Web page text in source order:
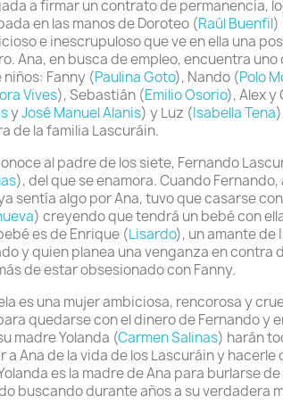
a firmar un contrato de permanencia,
en las manos de Doroteo (Raúl Buenfil)
e inescrupuloso que ve en ella una
Ana, en busca de empleo, encuentra uno
niños: Fanny (Paulina Goto), Nando (Polo
Vives), Sebastián (Emilio Osorio), Alex y
yJosé Manuel Alanis) y Luz (Isabella Tena
de la familia Lascuráin.
al padre de los siete, Fernando
), del que se enamora. Cuando
sentía algo por Ana, tuvo que casarse
) creyendo que tendrá un bebé con
es de Enrique (Lisardo), un amante de
y quien planea una venganza en contra
de estar obsesionado con Fanny.
es una mujer ambiciosa, rencorosa y
quedarse con el dinero de Fernando y
madre Yolanda (Carmen Salinas) harán
a Ana de la vida de los Lascuráin y
es la madre de Ana para burlarse
buscando durante años a su verdadera